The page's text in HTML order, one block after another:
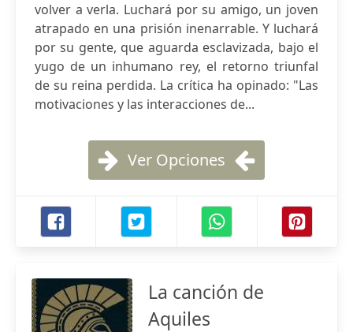
volver a verla. Luchará por su amigo, un joven
atrapado en una prisión inenarrable. Y luchará
por su gente, que aguarda esclavizada, bajo el
yugo de un inhumano rey, el retorno triunfal
de su reina perdida. La crítica ha opinado: "Las
motivaciones y las interacciones de...
Ver Opciones
La canción de
Aquiles